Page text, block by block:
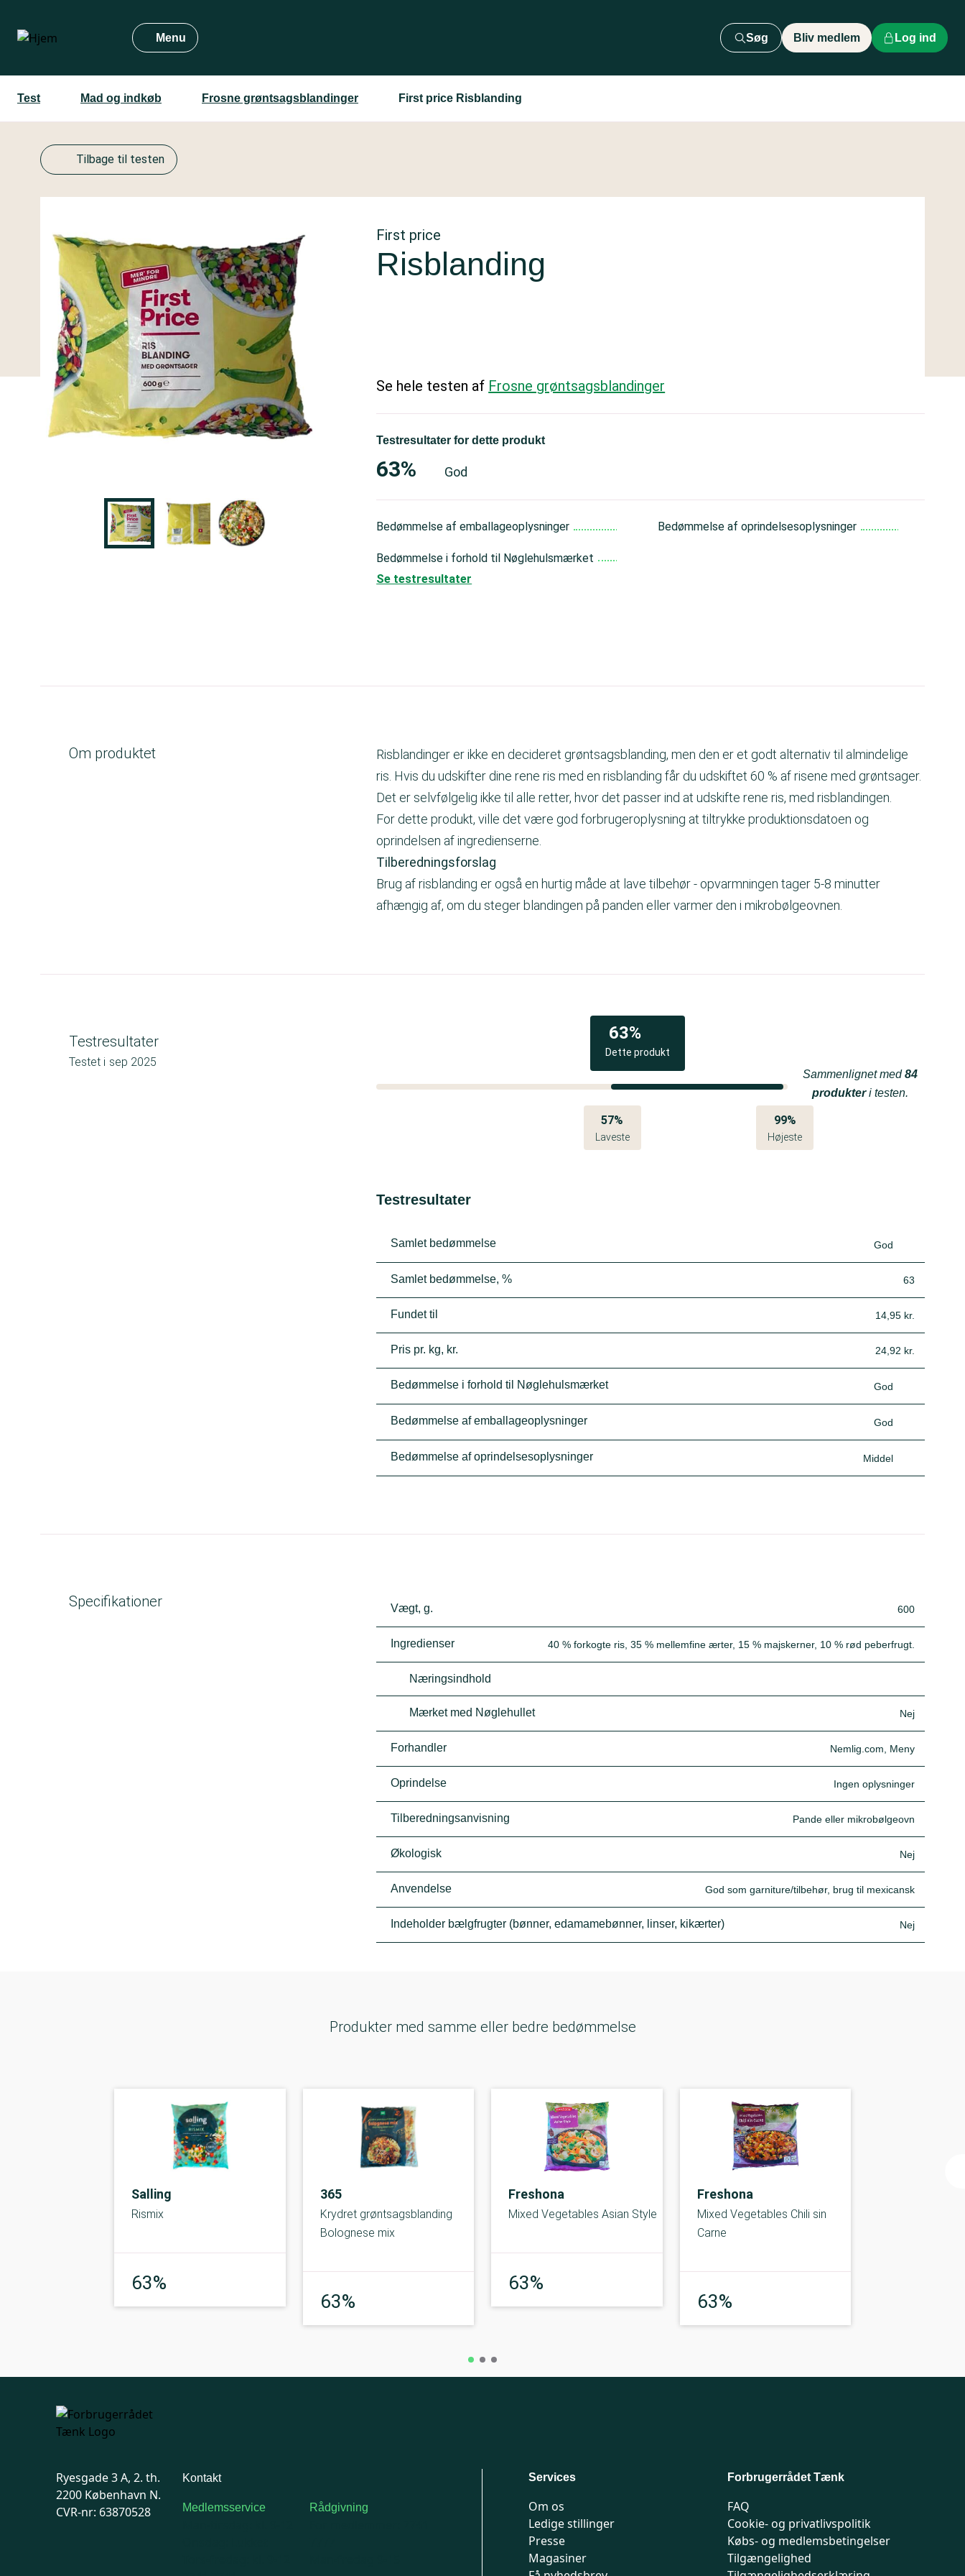
hovedindhold
Menu Søg Bliv medlem Log ind
Test Mad og indkøb Frosne grøntsagsblandinger First price Risblanding
Tilbage til testen
First price
Risblanding
Se hele testen af Frosne grøntsagsblandinger
Testresultater for dette produkt
63% God
Bedømmelse af emballageoplysninger God
Bedømmelse i forhold til Nøglehulsmærket
Bedømmelse af oprindelsesoplysninger
Se testresultater
Om produktet
Risblandinger er ikke en decideret grøntsagsblanding, men den er et godt alternativ til almindelige
ris. Hvis du udskifter dine rene ris med en risblanding får du udskiftet 60 % af risene med grøntsager.
Det er selvfølgelig ikke til alle retter, hvor det passer ind at udskifte rene ris, med risblandingen.
For dette produkt, ville det være god forbrugeroplysning at tiltrykke produktionsdatoen og
oprindelsen af ingredienserne.
Tilberedningsforslag
Brug af risblanding er også en hurtig måde at lave tilbehør - opvarmningen tager 5-8 minutter
afhængig af, om du steger blandingen på panden eller varmer den i mikrobølgeovnen.
Testresultater
Testet i sep 2025
Dette produkt
63%
57%
Laveste
99%
Højeste
Sammenlignet med84
produkteri testen.
Testresultater
Samlet bedømmelse God
Samlet bedømmelse, % 63
Fundet til 14,95 kr.
Pris pr. kg, kr. 24,92 kr.
Bedømmelse i forhold til Nøglehulsmærket God
Bedømmelse af emballageoplysninger God
Bedømmelse af oprindelsesoplysninger Middel
Specifikationer Vægt, g. 600
Ingredienser 40 % forkogte ris, 35 % mellemfine ærter, 15 % majskerner, 10 % rød peberfrugt.
Næringsindhold
Mærket med Nøglehullet Nej
Forhandler Nemlig.com, Meny
Oprindelse Ingen oplysninger
Tilberedningsanvisning Pande eller mikrobølgeovn
Økologisk Nej
Anvendelse God som garniture/tilbehør, brug til mexicansk
Indeholder bælgfrugter (bønner, edamamebønner, linser, kikærter) Nej
Produkter med samme eller bedre bedømmelse
Salling
Rismix
63%
365
Krydret grøntsagsblanding
Bolognese mix
63%
Freshona
Mixed Vegetables Asian Style
63%
Freshona
Mixed Vegetables Chili sin
Carne
63%
Ryesgade 3 A, 2. th.
2200 København N.
CVR-nr: 63870528
Kontakt
Medlemsservice Rådgivning
Services
Om os
Ledige stillinger
Presse
Magasiner
Forbrugerrådet Tænk
FAQ
Cookie- og privatlivspolitik
Købs- og medlemsbetingelser
Tilgængelighed